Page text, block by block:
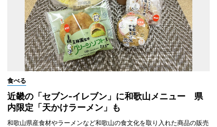
食べる
近畿の「セブン-イレブン」に和歌山メニュー 県
内限定「天かけラーメン」も
和歌山県産食材やラーメンなど和歌山の食文化を取り入れた商品の販売